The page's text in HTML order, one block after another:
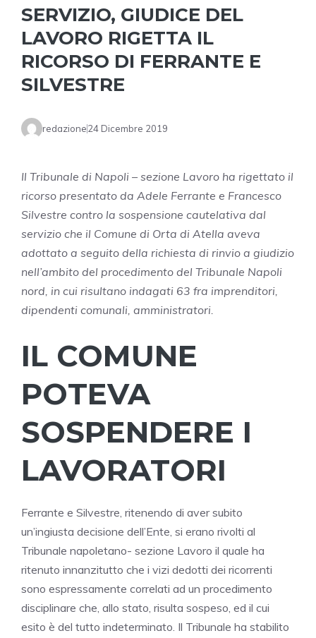
SERVIZIO, GIUDICE DEL
LAVORO RIGETTA IL
RICORSO DI FERRANTE E
SILVESTRE
redazione24 Dicembre 2019
Il Tribunale di Napoli – sezione Lavoro ha rigettato il
ricorso presentato da Adele Ferrante e Francesco
Silvestre contro la sospensione cautelativa dal
servizio che il Comune di Orta di Atella aveva
adottato a seguito della richiesta di rinvio a giudizio
nell’ambito del procedimento del Tribunale Napoli
nord, in cui risultano indagati 63 fra imprenditori,
dipendenti comunali, amministratori.
IL COMUNE
POTEVA
SOSPENDERE I
LAVORATORI
Ferrante e Silvestre, ritenendo di aver subito
un’ingiusta decisione dell’Ente, si erano rivolti al
Tribunale napoletano- sezione Lavoro il quale ha
ritenuto innanzitutto che i vizi dedotti dei ricorrenti
sono espressamente correlati ad un procedimento
disciplinare che, allo stato, risulta sospeso, ed il cui
esito è del tutto indeterminato. Il Tribunale ha stabilito